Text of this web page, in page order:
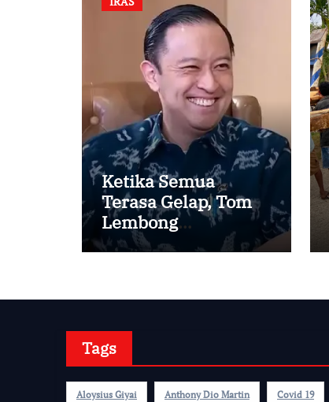
Ketika Semua
Terasa Gelap, Tom
Lembong
Menemukan Cinta
Tags
Aloysius Giyai Anthony Dio Martin Covid 19